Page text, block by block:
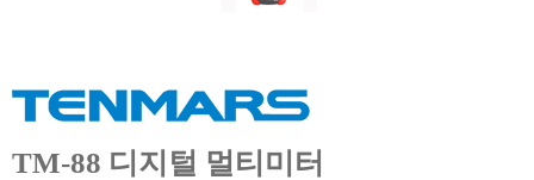
IMV
INSMARK
TM-88 디지털 멀티미터